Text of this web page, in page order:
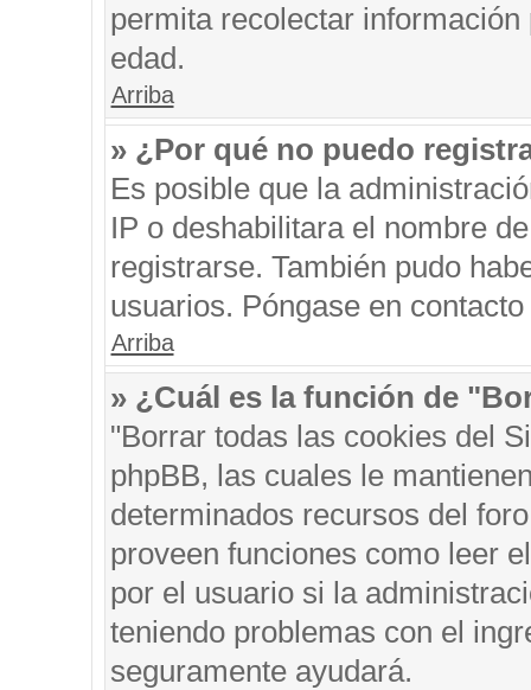
permita recolectar
edad.
Arriba
» ¿Por qué no puedo
Es posible que la
IP o deshabilitara el nombre
registrarse. También pudo
usuarios. Póngase en
Arriba
» ¿Cuál es la función de
"Borrar todas las cookies del
phpBB, las cuales le
determinados recursos del
proveen funciones como leer
por el usuario si la
teniendo problemas con el
seguramente ayudará.